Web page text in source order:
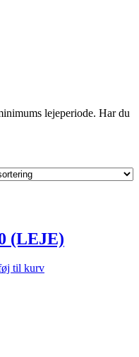
lejeperiode. Har du
(LEJE)
til kurv